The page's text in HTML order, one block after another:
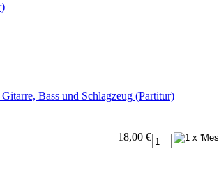
Bass und Schlagzeug (Partitur)
18,00 €